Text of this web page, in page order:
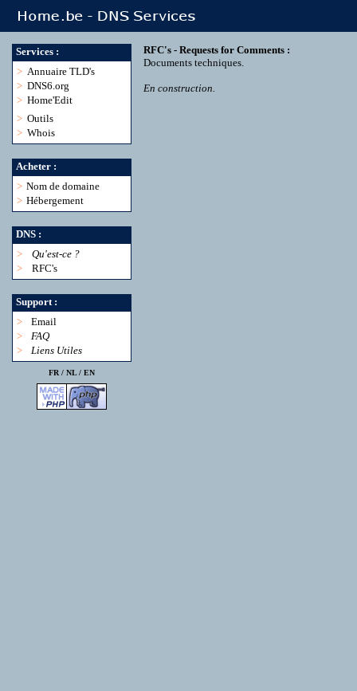
Services :
> Annuaire TLD's
> DNS6.org
> Home'Edit
> Outils
> Whois
Acheter :
> Nom de domaine
> Hébergement
DNS :
>
Qu'est-ce ?
>
RFC's
Support :
>
Email
>
FAQ
>
Liens Utiles
FR / NL/ EN
RFC's - Requests for Comments :
Documents techniques.
En construction.